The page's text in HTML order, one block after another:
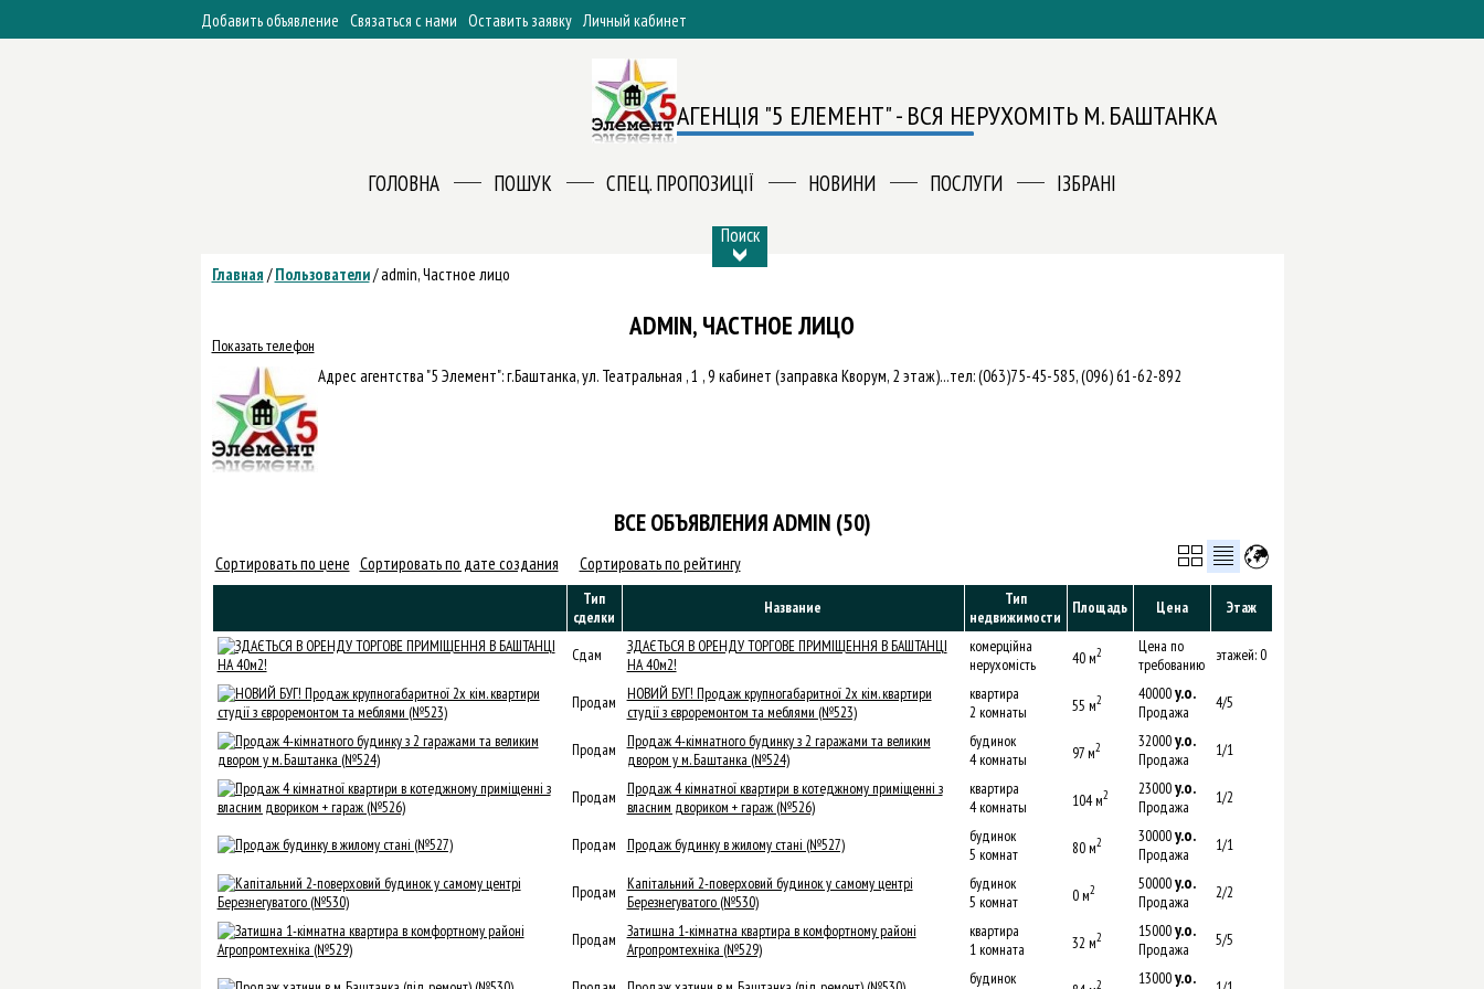
Добавить объявление Связаться с нами Оставить заявку Личный кабинет
АГЕНЦІЯ "5 ЕЛЕМЕНТ" - ВСЯ НЕРУХОМІТЬ М. БАШТАНКА
ГОЛОВНА ПОШУК СПЕЦ. ПРОПОЗИЦІЇ НОВИНИ ПОСЛУГИ ІЗБРАНІ
Поиск
Главная /Пользователи/admin, Частное лицо
ADMIN, ЧАСТНОЕ ЛИЦО
Показать телефон
Адрес агентства "5 Элемент": г.Баштанка, ул. Театральная , 1 , 9 кабинет (заправка Кворум, 2 этаж)...тел: (063)75-45-585, (096) 61-62-892
ВСЕ ОБЪЯВЛЕНИЯ ADMIN (50)
Сортировать по цене Сортировать по дате создания Сортировать по рейтингу
Тип
сделки
Название
Тип
недвижимости
Площадь Цена Этаж
Сдам
ЗДАЄТЬСЯ В ОРЕНДУ ТОРГОВЕ ПРИМІЩЕННЯ В БАШТАНЦІ
НА 40м2!
комерційна
нерухомість
40 м2
Цена по
требованию
этажей: 0
Продам
НОВИЙ БУГ! Продаж крупногабаритної 2х кім. квартири
студії з євроремонтом та меблями (№523)
квартира
2 комнаты
55 м2 40000y.о.
Продажа 4/5
Продам
Продаж 4-кімнатного будинку з 2 гаражами та великим
двором у м. Баштанка (№524)
будинок
4 комнаты
97 м2 32000y.о.
Продажа 1/1
Продам
Продаж 4 кімнатної квартири в котеджному приміщенні з
власним двориком + гараж (№526)
квартира
4 комнаты
104 м2 23000y.о.
Продажа 1/2
Продам Продаж будинку в жилому стані (№527)
будинок
5 комнат
80 м2 30000y.о.
Продажа 1/1
Продам
Капітальний 2-поверховий будинок у самому центрі
Березнегуватого (№530)
будинок
5 комнат
0 м2 50000y.о.
Продажа 2/2
Продам
Затишна 1-кімнатна квартира в комфортному районі
Агропромтехніка (№529)
квартира
1 комната
32 м2 15000y.о.
Продажа 5/5
будинок
2 13000y.о.